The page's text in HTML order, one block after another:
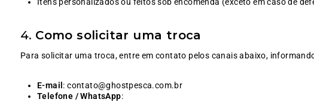
4. Como solicitar uma troca
Para solicitar uma troca, entre em contato pelos canais abaixo,
E-mail : contato@ghostpesca.com.br
Telefone / WhatsApp: